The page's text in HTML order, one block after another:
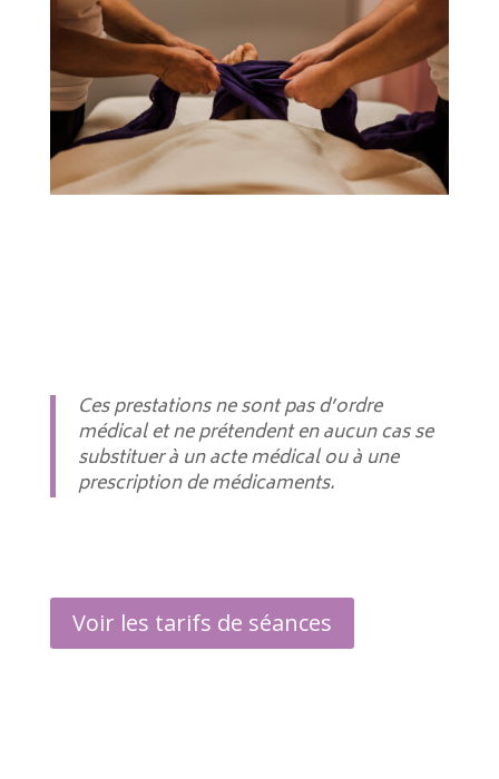
Ces prestations ne sont pas d’ordre
médical et ne prétendent en aucun cas se
substituer à un acte médical ou à une
prescription de médicaments.
Voir les tarifs de séances